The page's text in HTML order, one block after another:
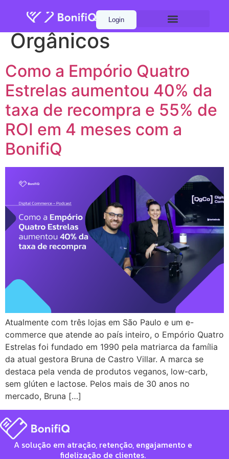
Login
Categoria:Produtos
Orgânicos
Como a Empório Quatro
Estrelas aumentou 40% da
taxa de recompra e 55% de
ROI em 4 meses com a
BonifiQ
Atualmente com três lojas em São Paulo e um e-
commerce que atende ao país inteiro, o Empório Quatro
Estrelas foi fundado em 1990 pela matriarca da família
da atual gestora Bruna de Castro Villar. A marca se
destaca pela venda de produtos veganos, low-carb,
sem glúten e lactose. Pelos mais de 30 anos no
mercado, Bruna […]
A solução em atração, retenção, engajamento e
fidelização de clientes.